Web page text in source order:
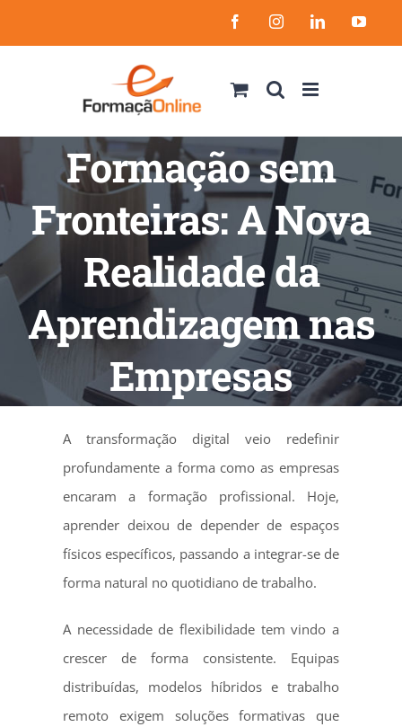
to
FacebookInstagramLinkedIn
Formação sem
Fronteiras: A Nova
Realidade da
Aprendizagem nas
Empresas
A transformação digital veio redefinir
profundamente a forma como as empresas
encaram a formação profissional. Hoje,
aprender deixou de depender de espaços
físicos específicos, passando a integrar-se de
forma natural no quotidiano de trabalho.
A necessidade de flexibilidade tem vindo a
crescer de forma consistente. Equipas
distribuídas, modelos híbridos e trabalho
remoto exigem soluções formativas que